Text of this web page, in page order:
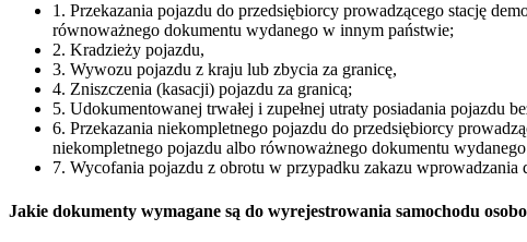
1. Przekazania pojazdu do przedsiębiorcy prowadzącego stację
równoważnego dokumentu wydanego w innym państwie;
2. Kradzieży pojazdu,
3. Wywozu pojazdu z kraju lub zbycia za granicę,
4. Zniszczenia (kasacji) pojazdu za granicą;
5. Udokumentowanej trwałej i zupełnej utraty posiadania pojazdu
6. Przekazania niekompletnego pojazdu do przedsiębiorcy
niekompletnego pojazdu albo równoważnego dokumentu
7. Wycofania pojazdu z obrotu w przypadku zakazu
Jakie dokumenty wymagane są do wyrejestrowania samochodu